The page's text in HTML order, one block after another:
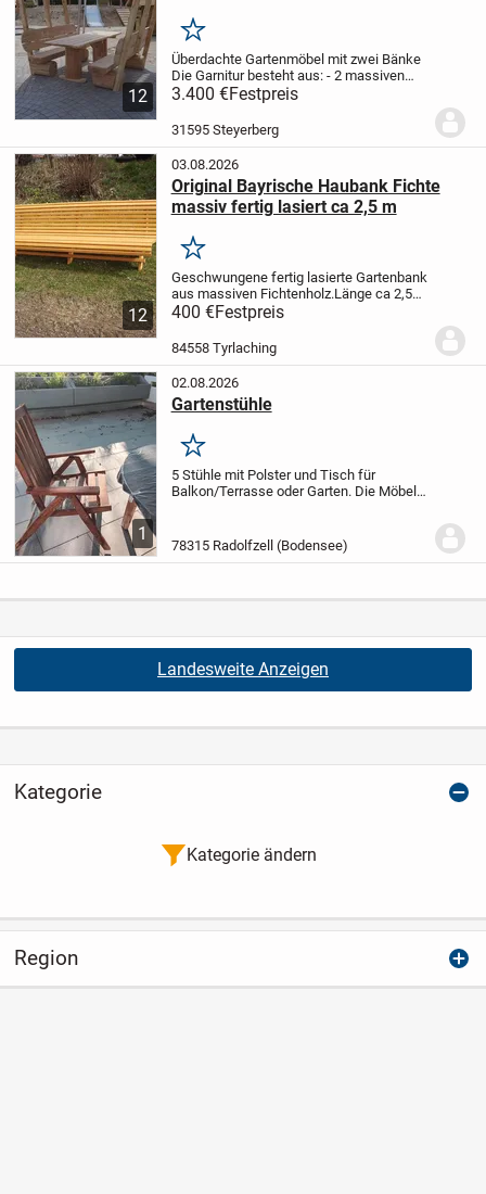
12
Merken
Überdachte Gartenmöbel mit zwei Bänke
Die Garnitur besteht aus:- 2 massiven
Bänken - Sitzhöhe 45 cm x Länge 200 cm
x Lehn höhe 96 cm
Länge 200 cm x Breite 75 cm.
3.400 €Festpreis
31595 Steyerberg
12
03.08.2026
Original Bayrische Haubank Fichte
massiv fertig lasiert ca 2,5 m
Merken
Geschwungene fertig lasierte Gartenbank
aus massiven Fichtenholz.Länge ca 2,5
mABHOLPREIS in 84558
TYRLACHING
!!!!!!!!!!!!!!!!!!!!!!!!!!!!!!!!!!
400 €Festpreis
84558 Tyrlaching
1
02.08.2026
Gartenstühle
Merken
5 Stühle mit Polster und Tisch für
Balkon/Terrasse oder Garten. Die Möbel
abgeholt werden.
78315 Radolfzell (Bodensee)
Landesweite Anzeigen
Kategorie
Kategorie ändern
Region